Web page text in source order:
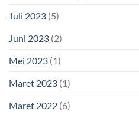
Juli 2023 (5)
Juni 2023 (2)
Mei 2023 (1)
Maret 2023 (1)
Maret 2022 (6)